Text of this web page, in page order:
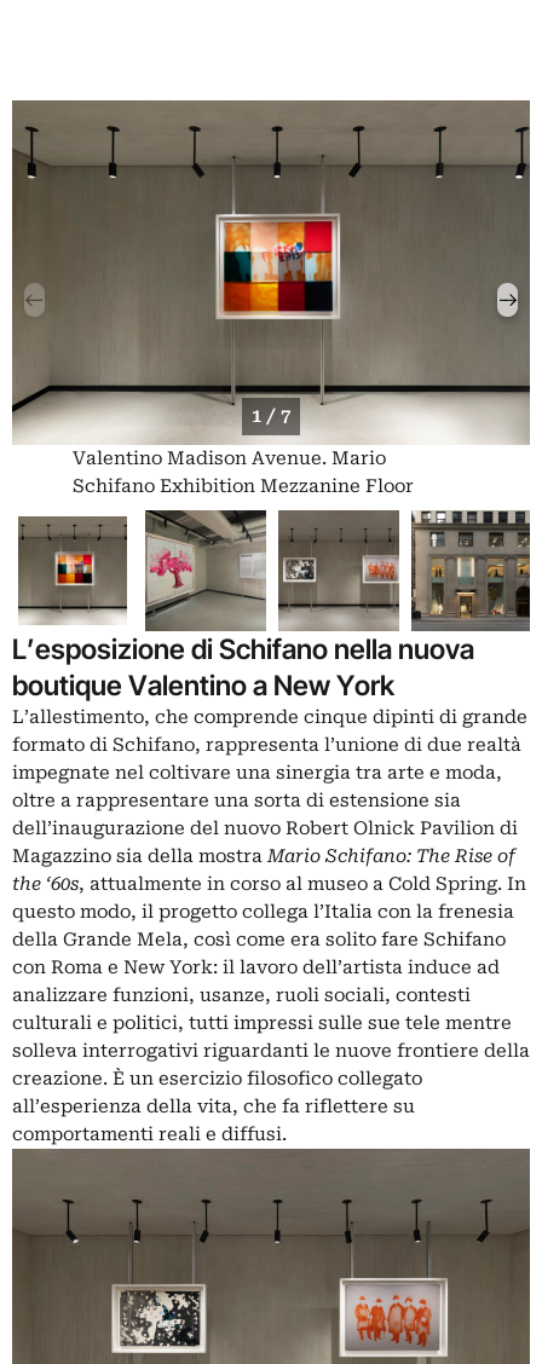
1 / 7
Valentino Madison Avenue. Mario
Schifano Exhibition Mezzanine Floor
L’esposizione di Schifano nella nuova
boutique Valentino a New York
L’allestimento, che comprende cinque dipinti di grande
formato di Schifano, rappresenta l’unione di due realtà
impegnate nel coltivare una sinergia tra arte e moda,
oltre a rappresentare una sorta di estensione sia
dell’inaugurazione del nuovo Robert Olnick Pavilion di
Magazzino sia della mostraMario Schifano: The Rise of
the ‘60s, attualmente in corso al museo a Cold Spring. In
questo modo, il progetto collega l’Italia con la frenesia
della Grande Mela, così come era solito fare Schifano
con Roma e New York: il lavoro dell’artista induce ad
analizzare funzioni, usanze, ruoli sociali, contesti
culturali e politici, tutti impressi sulle sue tele mentre
solleva interrogativi riguardanti le nuove frontiere della
creazione. È un esercizio filosofico collegato
all’esperienza della vita, che fa riflettere su
comportamenti reali e diffusi.